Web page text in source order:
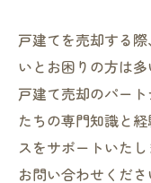
戸建てを売却する
いとお困りの方は
戸建て売却のパー
たちの専門知識と
スをサポートいた
お問い合わせくださ